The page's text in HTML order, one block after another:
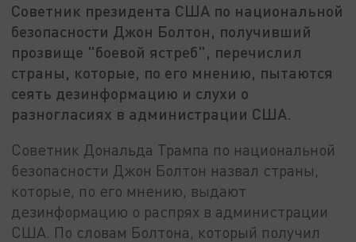
Советник президента США по национальной
безопасности Джон Болтон, получивший
прозвище "боевой ястреб", перечислил
страны, которые, по его мнению, пытаются
сеять дезинформацию и слухи о
разногласиях в администрации США.
Советник Дональда Трампа по национальной
безопасности Джон Болтон назвал страны,
которые, по его мнению, выдают
дезинформацию о распрях в администрации
США. По словам Болтона, который получил